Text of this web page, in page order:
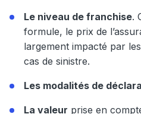
Le niveau de franchise.
formule, le prix de
largement impacté par
cas de sinistre.
Les modalités de
La valeur prise en